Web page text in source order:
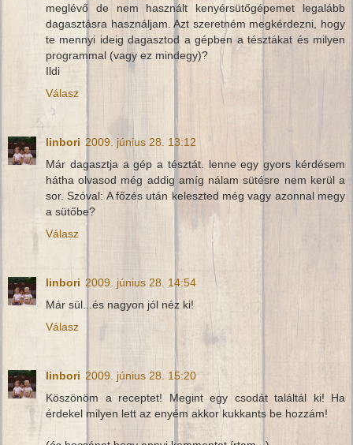
meglévő de nem használt kenyérsütőgépemet legalább
dagasztásra használjam. Azt szeretném megkérdezni, hogy
te mennyi ideig dagasztod a gépben a tésztákat és milyen
programmal (vagy ez mindegy)?
Ildi
Válasz
linbori 2009. június 28. 13:12
Már dagasztja a gép a tésztát. lenne egy gyors kérdésem
hátha olvasod még addig amíg nálam sütésre nem kerül a
sor. Szóval: A főzés után keleszted még vagy azonnal megy
a sütőbe?
Válasz
linbori 2009. június 28. 14:54
Már sül...és nagyon jól néz ki!
Válasz
linbori 2009. június 28. 15:20
Köszönöm a receptet! Megint egy csodát találtál ki! Ha
érdekel milyen lett az enyém akkor kukkants be hozzám!